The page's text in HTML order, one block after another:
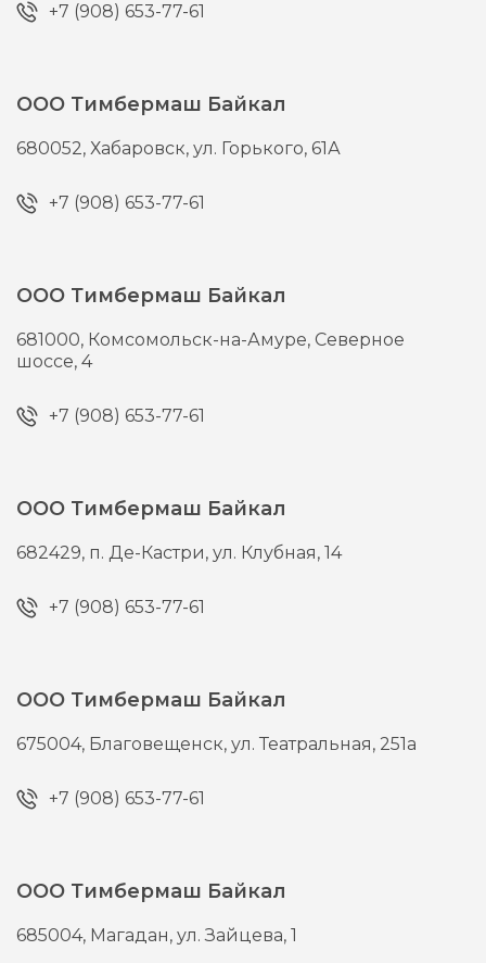
+7 (908) 653-77-61
ООО Тимбермаш Байкал
680052,Хабаровск,ул. Горького, 61А
+7 (908) 653-77-61
ООО Тимбермаш Байкал
681000, Комсомольск-на-Амуре, Северное
шоссе, 4
+7 (908) 653-77-61
ООО Тимбермаш Байкал
682429, п. Де-Кастри,ул. Клубная, 14
+7 (908) 653-77-61
ООО Тимбермаш Байкал
675004, Благовещенск,ул. Театральная, 251а
+7 (908) 653-77-61
ООО Тимбермаш Байкал
685004, Магадан,ул. Зайцева, 1